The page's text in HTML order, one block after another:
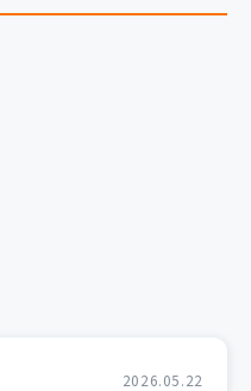
2026.05.22